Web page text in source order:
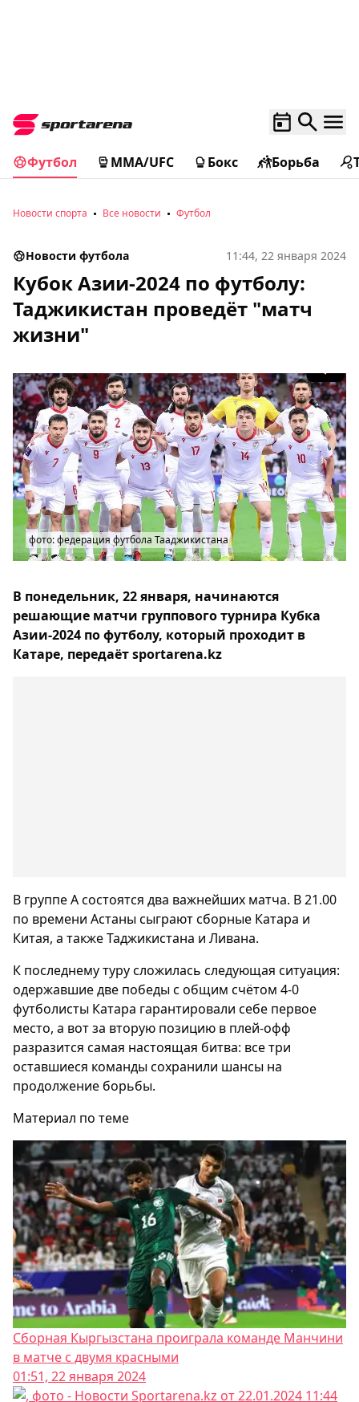
Футбол MMA/UFC Бокс Борьба
Новости спорта Все новости Футбол
Новости футбола 11:44, 22 января 2024
Кубок Азии-2024 по футболу:
Таджикистан проведёт "матч
жизни"
фото: федерация футбола Тааджикистана
В понедельник, 22 января, начинаются
решающие матчи группового турнира Кубка
Азии-2024 по футболу, который проходит в
Катаре, передаёт sportarena.kz
В группе A состоятся два важнейших матча. В 21.00
по времени Астаны сыграют сборные Катара и
Китая, а также Таджикистана и Ливана.
К последнему туру сложилась следующая ситуация:
одержавшие две победы с общим счётом 4-0
футболисты Катара гарантировали себе первое
место, а вот за вторую позицию в плей-офф
разразится самая настоящая битва: все три
оставшиеся команды сохранили шансы на
продолжение борьбы.
Материал по теме
Сборная Кыргызстана проиграла команде Манчини
в матче с двумя красными
01:51, 22 января 2024